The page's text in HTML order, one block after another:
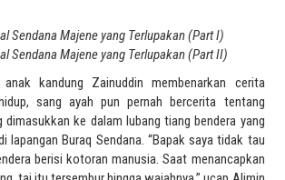
Sendana Majene yang Terlupakan (Part I)
Sendana Majene yang Terlupakan (Part II)
kandung Zainuddin membenarkan cerita
sang ayah pun pernah bercerita tentang
ke dalam lubang tiang bendera yang
lapangan Buraq Sendana. “Bapak saya tidak tau
berisi kotoran manusia. Saat menancapkan